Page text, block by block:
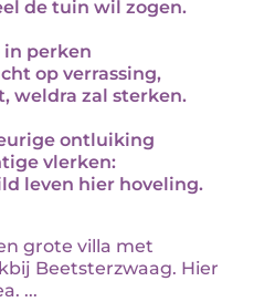
de tuin wil zogen.
in perken
op verrassing,
weldra zal sterken.
ontluiking
vlerken:
leven hier hoveling.
grote villa met
Beetsterzwaag. Hier
...